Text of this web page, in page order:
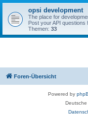
opsi development
The place for
Post your API questions
Themen: 33
Foren-Übersicht
Powered by